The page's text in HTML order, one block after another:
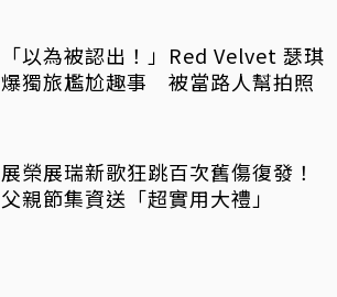
「以為被認出！」Red Velvet 瑟琪
爆獨旅尷尬趣事 被當路人幫拍照
展榮展瑞新歌狂跳百次舊傷復發！
父親節集資送「超實用大禮」